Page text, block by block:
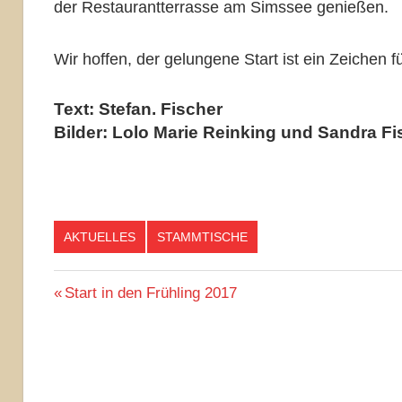
der Restaurantterrasse am Simssee genießen.
Wir hoffen, der gelungene Start ist ein Zeichen
Text: Stefan. Fischer
Bilder: Lolo Marie Reinking und Sandra
AKTUELLES STAMMTISCHE
Beitragsnavigation
Vorheriger
Start in den Frühling 2017